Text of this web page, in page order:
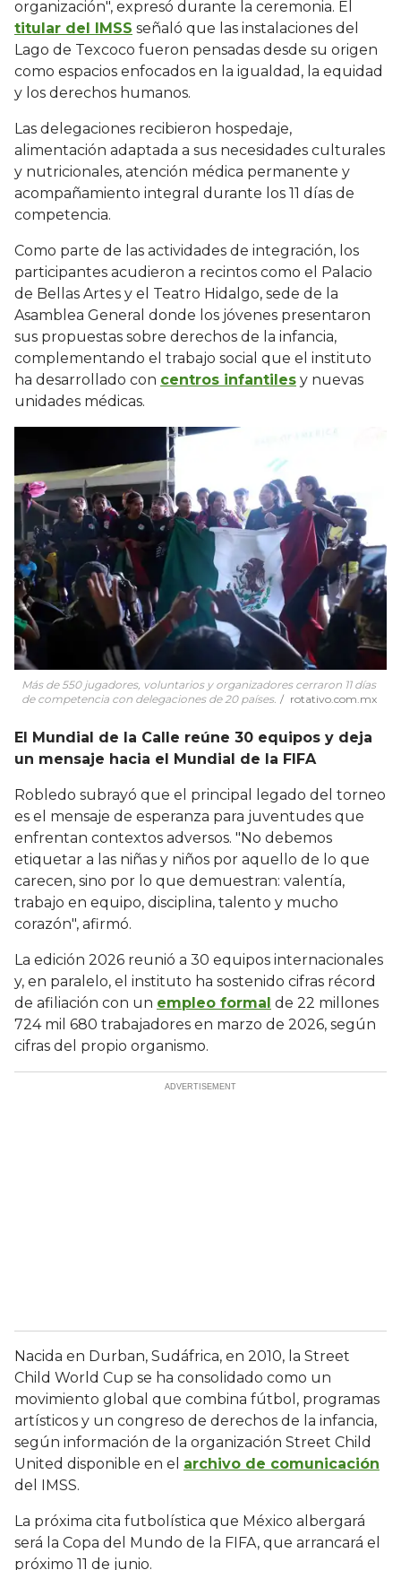
organización", expresó durante la ceremonia. El
titular del IMSS señaló que las instalaciones del
Lago de Texcoco fueron pensadas desde su origen
como espacios enfocados en la igualdad, la equidad
y los derechos humanos.
Las delegaciones recibieron hospedaje,
alimentación adaptada a sus necesidades culturales
y nutricionales, atención médica permanente y
acompañamiento integral durante los 11 días de
competencia.
Como parte de las actividades de integración, los
participantes acudieron a recintos como el Palacio
de Bellas Artes y el Teatro Hidalgo, sede de la
Asamblea General donde los jóvenes presentaron
sus propuestas sobre derechos de la infancia,
complementando el trabajo social que el instituto
ha desarrollado con centros infantiles y nuevas
unidades médicas.
Más de 550 jugadores, voluntarios y organizadores cerraron 11 días
de competencia con delegaciones de 20 países.
rotativo.com.mx
El Mundial de la Calle reúne 30 equipos y deja
un mensaje hacia el Mundial de la FIFA
Robledo subrayó que el principal legado del torneo
es el mensaje de esperanza para juventudes que
enfrentan contextos adversos. "No debemos
etiquetar a las niñas y niños por aquello de lo que
carecen, sino por lo que demuestran: valentía,
trabajo en equipo, disciplina, talento y mucho
corazón", afirmó.
La edición 2026 reunió a 30 equipos internacionales
y, en paralelo, el instituto ha sostenido cifras récord
de afiliación con un empleo formal de 22 millones
724 mil 680 trabajadores en marzo de 2026, según
cifras del propio organismo.
Nacida en Durban, Sudáfrica, en 2010, la Street
Child World Cup se ha consolidado como un
movimiento global que combina fútbol, programas
artísticos y un congreso de derechos de la infancia,
según información de la organización Street Child
United disponible en el archivo de comunicación
del IMSS.
La próxima cita futbolística que México albergará
será la Copa del Mundo de la FIFA, que arrancará el
próximo 11 de junio.